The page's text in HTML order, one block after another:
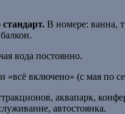
стандарт. В номере: ванна,
вода постоянно.
«всё включено» (с мая по
аквапарк,
автостоянка.